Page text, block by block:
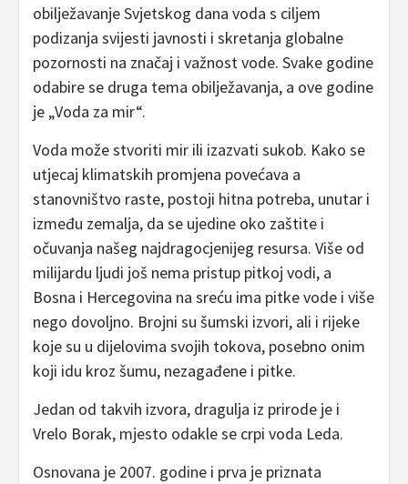
obilježavanje Svjetskog dana voda s ciljem
podizanja svijesti javnosti i skretanja globalne
pozornosti na značaj i važnost vode. Svake godine
odabire se druga tema obilježavanja, a ove godine
je „Voda za mir“.
Voda može stvoriti mir ili izazvati sukob. Kako se
utjecaj klimatskih promjena povećava a
stanovništvo raste, postoji hitna potreba, unutar i
između zemalja, da se ujedine oko zaštite i
očuvanja našeg najdragocjenijeg resursa. Više od
milijardu ljudi još nema pristup pitkoj vodi, a
Bosna i Hercegovina na sreću ima pitke vode i više
nego dovoljno. Brojni su šumski izvori, ali i rijeke
koje su u dijelovima svojih tokova, posebno onim
koji idu kroz šumu, nezagađene i pitke.
Jedan od takvih izvora, dragulja iz prirode je i
Vrelo Borak, mjesto odakle se crpi voda Leda.
Osnovana je 2007. godine i prva je priznata